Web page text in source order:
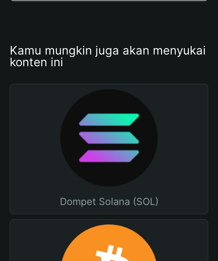
Kamu mungkin juga akan menyukai
konten ini
Dompet Solana (SOL)